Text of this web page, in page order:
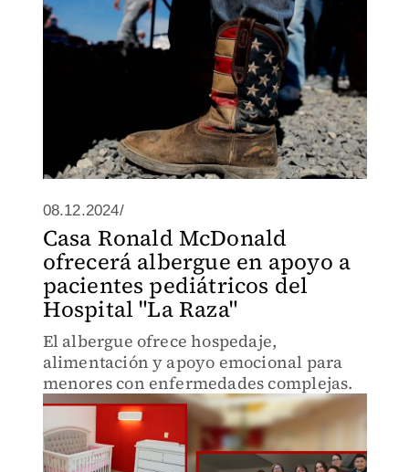
08.12.2024/
Casa Ronald McDonald
ofrecerá albergue en apoyo a
pacientes pediátricos del
Hospital "La Raza"
El albergue ofrece hospedaje,
alimentación y apoyo emocional para
menores con enfermedades complejas.